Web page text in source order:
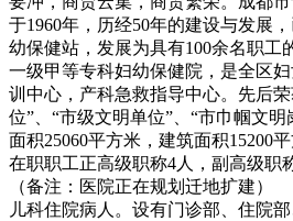
于1960年，历经50年的建设与发展
幼保健站，发展为具有100余名职工
一级甲等专科妇幼保健院，是全区
训中心，产科急救指导中心。先后
位”、“市级文明单位”、“市巾帼文
面积25060平方米，建筑面积15200
在职职工正高级职称4人，副高级职
（备注：医院正在规划迁地扩
儿科住院病人。设有门诊部、住院